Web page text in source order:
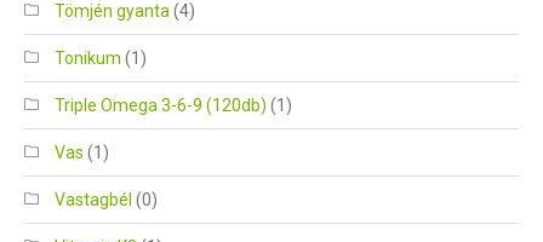
Tömjén gyanta (4)
Tonikum (1)
Triple Omega 3-6-9 (120db) (1)
Vas (1)
Vastagbél (0)